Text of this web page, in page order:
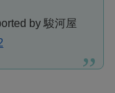
by 駿河屋